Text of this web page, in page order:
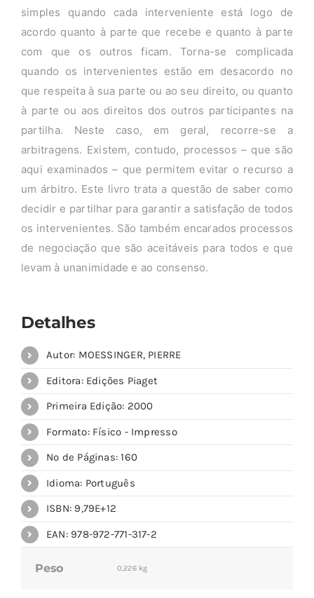
simples quando cada interveniente está logo de
acordo quanto à parte que recebe e quanto à parte
com que os outros ficam. Torna-se complicada
quando os intervenientes estão em desacordo no
que respeita à sua parte ou ao seu direito, ou quanto
à parte ou aos direitos dos outros participantes na
partilha. Neste caso, em geral, recorre-se a
arbitragens. Existem, contudo, processos – que são
aqui examinados – que permitem evitar o recurso a
um árbitro. Este livro trata a questão de saber como
decidir e partilhar para garantir a satisfação de todos
os intervenientes. São também encarados processos
de negociação que são aceitáveis para todos e que
levam à unanimidade e ao consenso.
Detalhes
Autor: MOESSINGER, PIERRE
Editora: Edições Piaget
Primeira Edição: 2000
Formato: Físico - Impresso
Nº de Páginas: 160
Idioma: Português
ISBN: 9,79E+12
EAN: 978-972-771-317-2
Peso 0,226 kg